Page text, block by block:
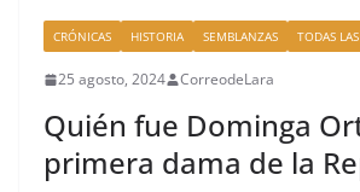
CRÓNICAS HISTORIA SEMBLANZAS TODAS
25 agosto, 2024 CorreodeLara
Quién fue Dominga
primera dama de la